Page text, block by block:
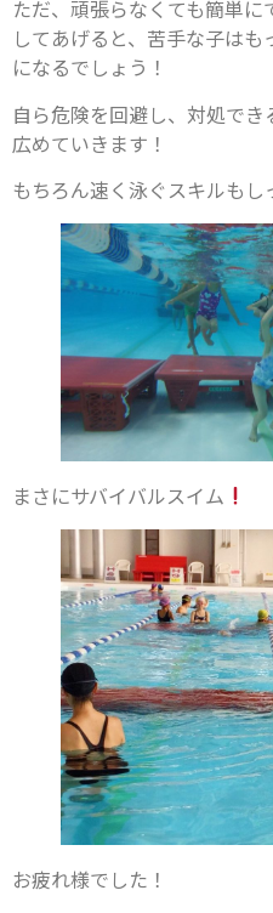
ただ、頑張らなくても簡単
してあげると、苦手な子は
になるでしょう！
自ら危険を回避し、対処で
広めていきます！
もちろん速く泳ぐスキルも
まさにサバイバルスイム
お疲れ様でした！